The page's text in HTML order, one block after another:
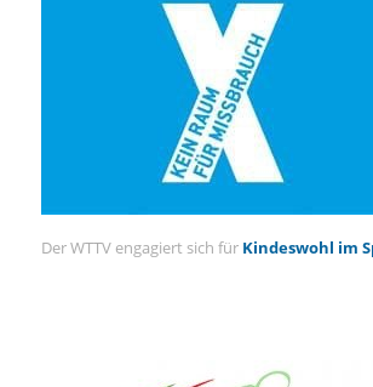
Der WTTV engagiert sich für Kindeswohl im